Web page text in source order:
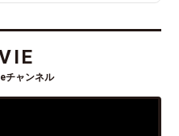
チャンネル